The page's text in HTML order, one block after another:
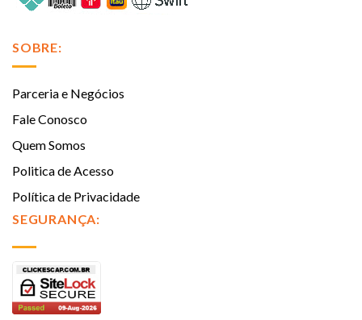
SOBRE:
Parceria e Negócios
Fale Conosco
Quem Somos
Politica de Acesso
Política de Privacidade
SEGURANÇA: